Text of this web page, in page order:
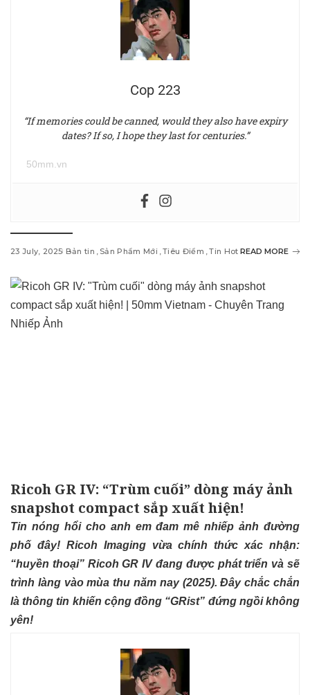
Cop 223
“If memories could be canned, would they also have expiry
dates? If so, I hope they last for centuries.”
50mm.vn
23 July, 2025 Bản tin Sản Phẩm Mới Tiêu Điểm Tin Hot READ MORE
Ricoh GR IV: “Trùm cuối” dòng máy ảnh
snapshot compact sắp xuất hiện!
Tin nóng hổi cho anh em đam mê nhiếp ảnh đường
phố đây! Ricoh Imaging vừa chính thức xác nhận:
“huyền thoại” Ricoh GR IV đang được phát triển và sẽ
trình làng vào mùa thu năm nay (2025). Đây chắc chắn
là thông tin khiến cộng đồng “GRist” đứng ngồi không
yên!